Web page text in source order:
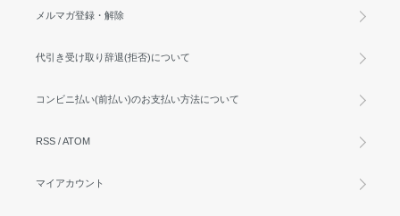
メルマガ登録・解除
代引き受け取り辞退(拒否)について
コンビニ払い(前払い)のお支払い方法について
RSS /ATOM
マイアカウント